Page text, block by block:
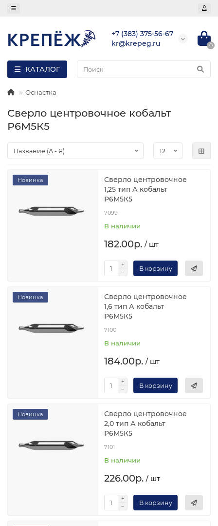
+7 (383) 375-56-67
kr@krepeg.ru
0
КАТАЛОГ
Оснастка
Сверло центровочное кобальт
Р6М5К5
Новинка
Сверло центровочное
1,25 тип А кобальт
Р6М5К5
7099
В наличии
182.00р. / шт
В корзину
Новинка
Сверло центровочное
1,6 тип А кобальт
Р6М5К5
7100
В наличии
184.00р. / шт
В корзину
Новинка
Сверло центровочное
2,0 тип А кобальт
Р6М5К5
7101
В наличии
226.00р. / шт
В корзину